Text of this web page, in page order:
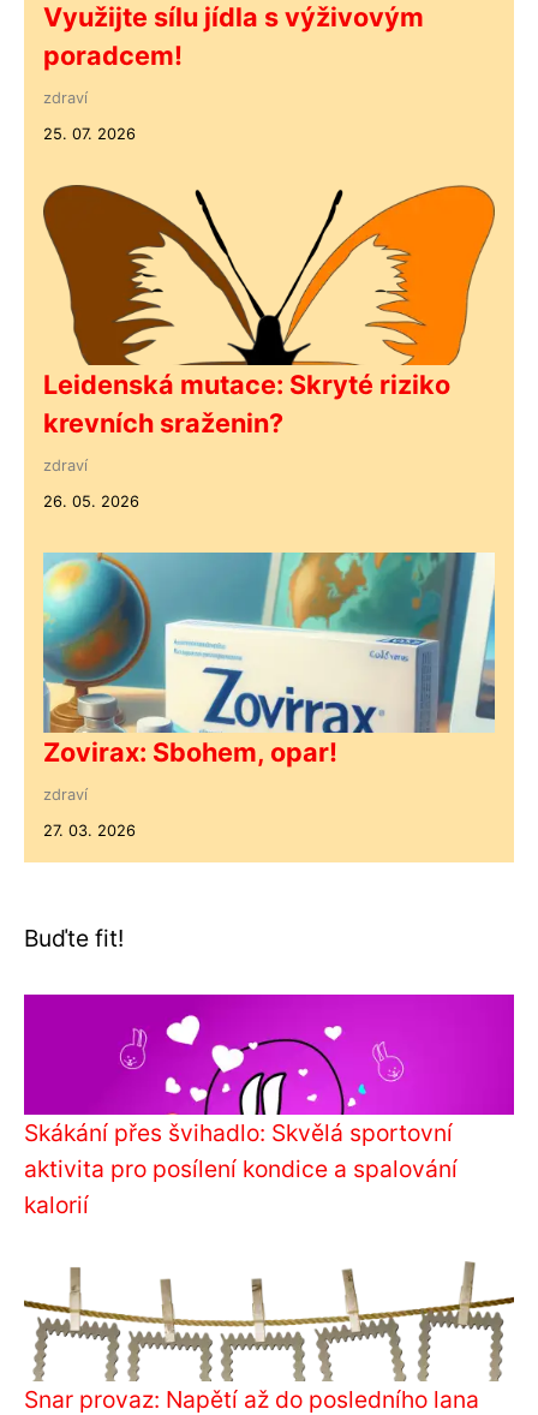
Využijte sílu jídla s výživovým
poradcem!
zdraví
25. 07. 2026
Leidenská mutace: Skryté riziko
krevních sraženin?
zdraví
26. 05. 2026
Zovirax: Sbohem, opar!
zdraví
27. 03. 2026
Buďte fit!
Skákání přes švihadlo: Skvělá sportovní
aktivita pro posílení kondice a spalování
kalorií
Snar provaz: Napětí až do posledního lana